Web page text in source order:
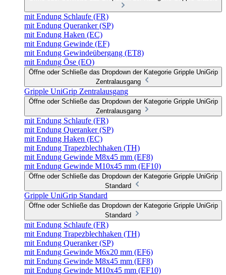
mit Endung Schlaufe (FR)
mit Endung Queranker (SP)
mit Endung Haken (EC)
mit Endung Gewinde (EF)
mit Endung Gewindeübergang (ET8)
mit Endung Öse (EO)
Öffne oder Schließe das Dropdown der Kategorie Gripple UniGrip
Zentralausgang
Gripple UniGrip Zentralausgang
Öffne oder Schließe das Dropdown der Kategorie Gripple UniGrip
Zentralausgang
mit Endung Schlaufe (FR)
mit Endung Queranker (SP)
mit Endung Haken (EC)
mit Endung Trapezblechhaken (TH)
mit Endung Gewinde M8x45 mm (EF8)
mit Endung Gewinde M10x45 mm (EF10)
Öffne oder Schließe das Dropdown der Kategorie Gripple UniGrip
Standard
Gripple UniGrip Standard
Öffne oder Schließe das Dropdown der Kategorie Gripple UniGrip
Standard
mit Endung Schlaufe (FR)
mit Endung Trapezblechhaken (TH)
mit Endung Queranker (SP)
mit Endung Gewinde M6x20 mm (EF6)
mit Endung Gewinde M8x45 mm (EF8)
mit Endung Gewinde M10x45 mm (EF10)